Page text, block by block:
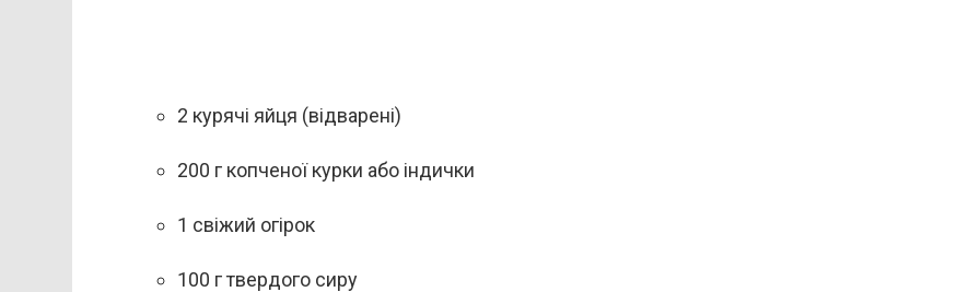
2 курячі яйця (відварені)
200 г копченої курки або індички
1 свіжий огірок
100 г твердого сиру